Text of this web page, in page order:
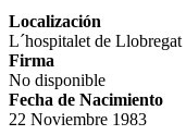
Localización
L´hospitalet de Llobregat
Firma
No disponible
Fecha de Nacimiento
22 Noviembre 1983